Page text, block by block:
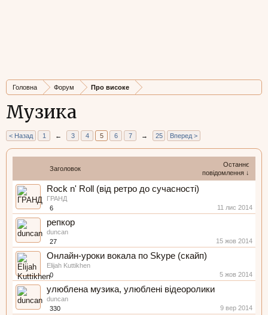
Головна Форум Про високе
Музика
< Назад 1 ← 3 4 5 6 7 → 25 Вперед >
Заголовок
Останнє
повідомлення ↓
Rock n' Roll (від ретро до сучасності)
ГРАНД
6
11 лис 2014
репкор
duncan
27
15 жов 2014
Онлайн-уроки вокала по Skype (скайп)
Elijah Kuttikhen
0
5 жов 2014
улюблена музика, улюблені відеоролики
duncan
330
9 вер 2014